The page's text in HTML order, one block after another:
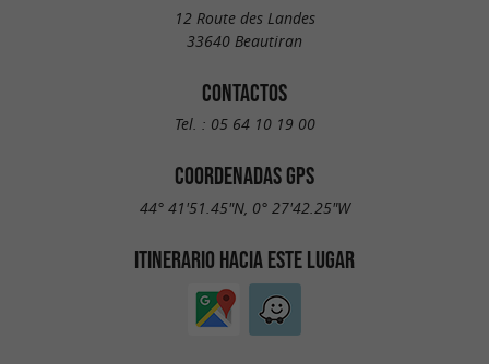
12 Route des Landes
33640 Beautiran
CONTACTOS
Tel. : 05 64 10 19 00
COORDENADAS GPS
44° 41'51.45"N, 0° 27'42.25"W
ITINERARIO HACIA ESTE LUGAR